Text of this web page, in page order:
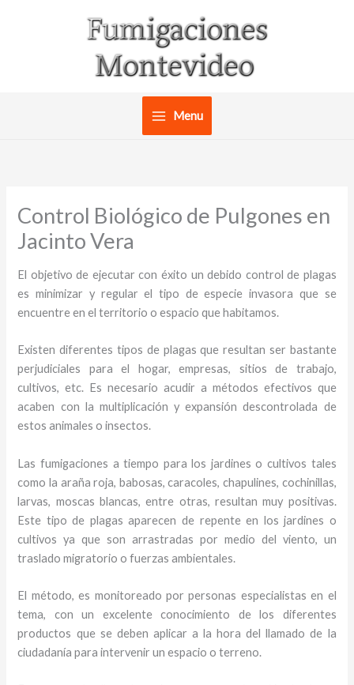
Menu
Control Biológico de Pulgones en
Jacinto Vera
El objetivo de ejecutar con éxito un debido control de plagas
es minimizar y regular el tipo de especie invasora que se
encuentre en el territorio o espacio que habitamos.
Existen diferentes tipos de plagas que resultan ser bastante
perjudiciales para el hogar, empresas, sitios de trabajo,
cultivos, etc. Es necesario acudir a métodos efectivos que
acaben con la multiplicación y expansión descontrolada de
estos animales o insectos.
Las fumigaciones a tiempo para los jardines o cultivos tales
como la araña roja, babosas, caracoles, chapulines, cochinillas,
larvas, moscas blancas, entre otras, resultan muy positivas.
Este tipo de plagas aparecen de repente en los jardines o
cultivos ya que son arrastradas por medio del viento, un
traslado migratorio o fuerzas ambientales.
El método, es monitoreado por personas especialistas en el
tema, con un excelente conocimiento de los diferentes
productos que se deben aplicar a la hora del llamado de la
ciudadanía para intervenir un espacio o terreno.